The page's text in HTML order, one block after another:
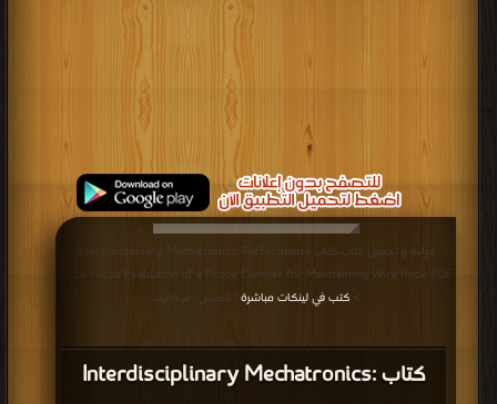
كتاب Interdisciplinary Mechatronics:
قراءة و تحميل كتاب كتاب Interdisciplinary Mechatronics: Performance
Evaluation of a Probe Climber for Maintaining Wire Rope PDF مجانا | مكتبة
> كتب في لينكات مباشرة | التحميل : مرة/مرات